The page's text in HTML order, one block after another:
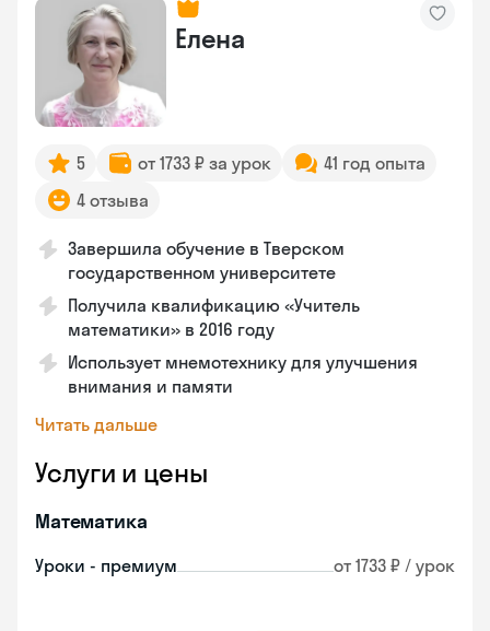
Елена
5 от 1733 ₽ за урок
41 год опыта
4 отзыва
Завершила обучение в Тверском
государственном университете
Получила квалификацию «Учитель
математики» в 2016 году
Использует мнемотехнику для улучшения
внимания и памяти
Читать дальше
Услуги и цены
Математика
Уроки - премиум от 1733 ₽ / урок